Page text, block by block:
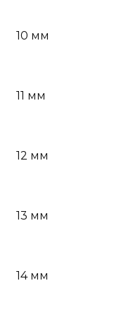
10 мм
11 мм
12 мм
13 мм
14 мм